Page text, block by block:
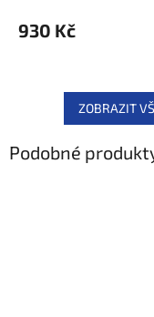
930 Kč
ZOBRAZIT
Podobné